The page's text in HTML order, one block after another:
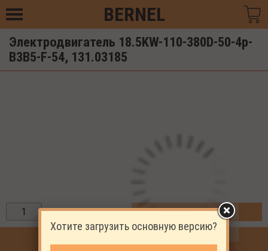
BERNEL
Электродвигатель 18.5KW-110-380D-50-4p-
B3B5-F-54, 131.03185
ЗАКАЗАТЬ
Хотите загрузить основную версию?